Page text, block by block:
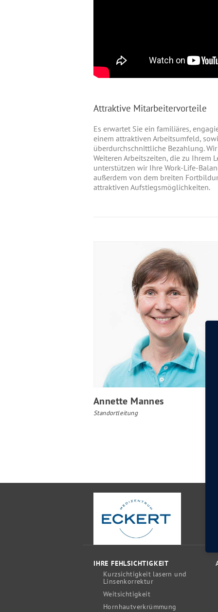
Attraktive Mitarbeitervorteile
Es erwartet Sie ein familiäres,
einem attraktiven Arbeitsumfeld,
überdurchschnittliche Bezahlung.
Weiteren Arbeitszeiten, die zu Ihrem
unterstützen wir Ihre Work-Life-
außerdem von dem breiten
attraktiven Aufstiegsmöglichkeiten.
Annette Mannes
Standortleitung
IHRE FEHLSICHTIGKEIT
Kurzsichtigkeit lasern und
Linsenkorrektur
Weitsichtigkeit
Hornhautverkrümmung